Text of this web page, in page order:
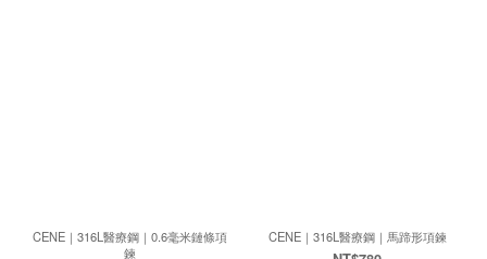
CENE｜316L醫療鋼｜0.6毫米鏈條項
鍊
CENE｜316L醫療鋼｜馬蹄形項鍊